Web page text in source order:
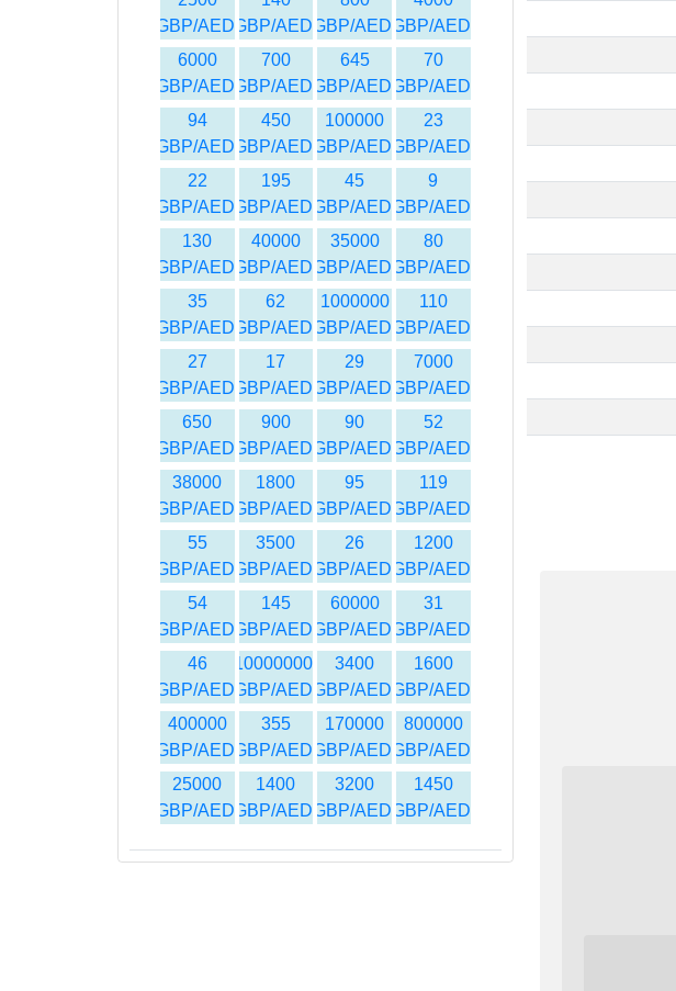
GBP/AED
GBP/AED
GBP/AED
GBP/AED
70
GBP/AED
645
GBP/AED
700
GBP/AED
6000
GBP/AED
23
GBP/AED
100000
GBP/AED
450
GBP/AED
94
GBP/AED
9
GBP/AED
45
GBP/AED
195
GBP/AED
22
GBP/AED
80
GBP/AED
35000
GBP/AED
40000
GBP/AED
130
GBP/AED
110
GBP/AED
1000000
GBP/AED
62
GBP/AED
35
GBP/AED
7000
GBP/AED
29
GBP/AED
17
GBP/AED
27
GBP/AED
52
GBP/AED
90
GBP/AED
900
GBP/AED
650
GBP/AED
119
GBP/AED
95
GBP/AED
1800
GBP/AED
38000
GBP/AED
1200
GBP/AED
26
GBP/AED
3500
GBP/AED
55
GBP/AED
31
GBP/AED
60000
GBP/AED
145
GBP/AED
54
GBP/AED
1600
GBP/AED
3400
GBP/AED
10000000
GBP/AED
46
GBP/AED
800000
GBP/AED
170000
GBP/AED
355
GBP/AED
400000
GBP/AED
1450
GBP/AED
3200
GBP/AED
1400
GBP/AED
25000
GBP/AED